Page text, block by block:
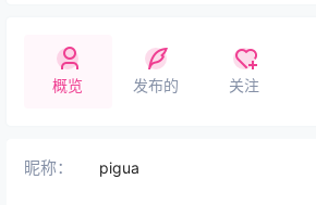
概览 发布的 关注
昵称： pigua